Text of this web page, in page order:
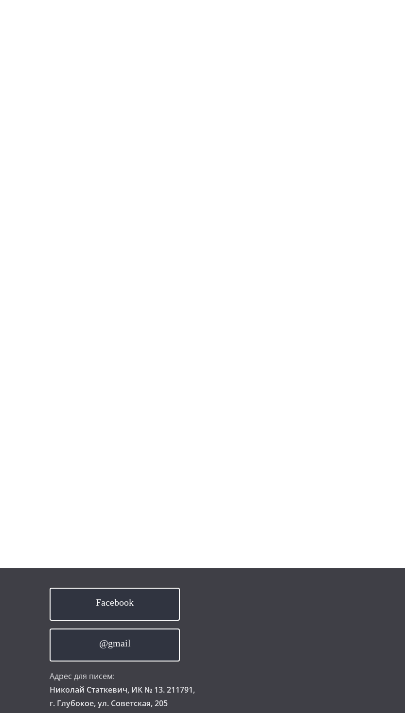
Facebook
@gmail
Адрес для писем:
Николай Статкевич, ИК № 13. 211791,
г. Глубокое, ул. Советская, 205